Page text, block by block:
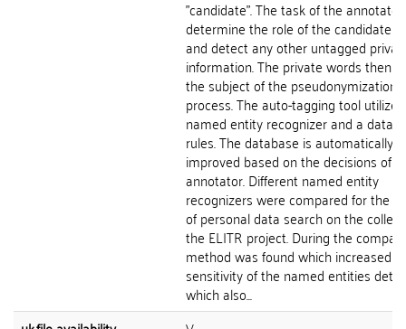
"candidate". The task of the
determine the role of the candidate
and detect any other untagged
information. The private words then
the subject of the pseudonymization
process. The auto-tagging tool
named entity recognizer and a
rules. The database is automatically
improved based on the decisions of
annotator. Different named entity
recognizers were compared for the
of personal data search on the
the ELITR project. During the
method was found which increased
sensitivity of the named entities
which also...